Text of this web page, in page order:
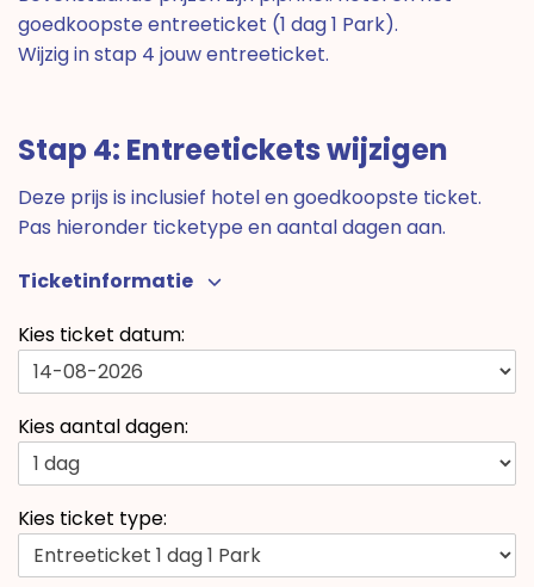
goedkoopste entreeticket (1 dag 1 Park).
Wijzig in stap 4 jouw entreeticket.
Stap 4: Entreetickets wijzigen
Deze prijs is inclusief hotel en goedkoopste ticket.
Pas hieronder ticketype en aantal dagen aan.
Ticketinformatie
Kies ticket datum:
Kies aantal dagen:
Kies ticket type: